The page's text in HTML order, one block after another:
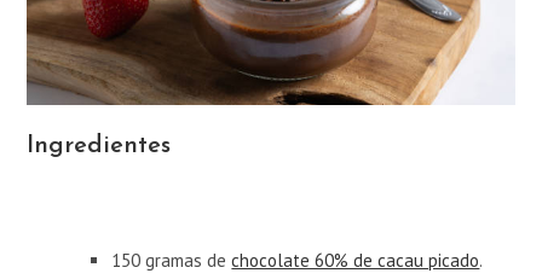
Ingredientes
150 gramas dechocolate 60% de cacau picado.